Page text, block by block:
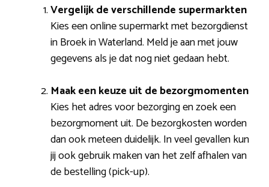
Vergelijk de verschillende supermarkten
Kies een online supermarkt met bezorgdienst
in Broek in Waterland. Meld je aan met jouw
gegevens als je dat nog niet gedaan hebt.
Maak een keuze uit de bezorgmomenten
Kies het adres voor bezorging en zoek een
bezorgmoment uit. De bezorgkosten worden
dan ook meteen duidelijk. In veel gevallen kun
jij ook gebruik maken van het zelf afhalen van
de bestelling (pick-up).